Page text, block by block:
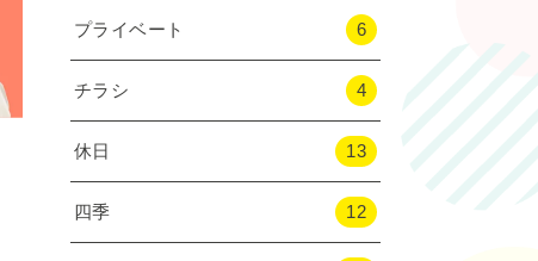
プライベート 6
チラシ 4
休日 13
四季 12